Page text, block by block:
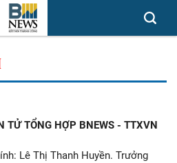
TỬ TỔNG HỢP BNEWS - TTXVN
Lê Thị Thanh Huyền. Trưởng